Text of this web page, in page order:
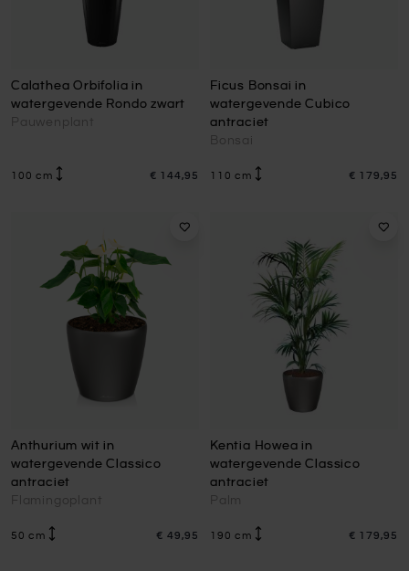
Calathea Orbifolia in
watergevende Rondo zwart
Pauwenplant
100 cm € 144,95
Ficus Bonsai in
watergevende Cubico
antraciet
Bonsai
110 cm € 179,95
Anthurium wit in
watergevende Classico
antraciet
Flamingoplant
50 cm € 49,95
Kentia Howea in
watergevende Classico
antraciet
Palm
190 cm € 179,95